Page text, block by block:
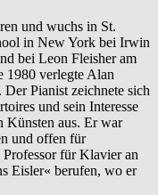
und wuchs in St.
in New York bei Irwin
bei Leon Fleisher am
1980 verlegte Alan
Pianist zeichnete sich
und sein Interesse
Künsten aus. Er war
und offen für
für Klavier an
Eisler« berufen, wo er